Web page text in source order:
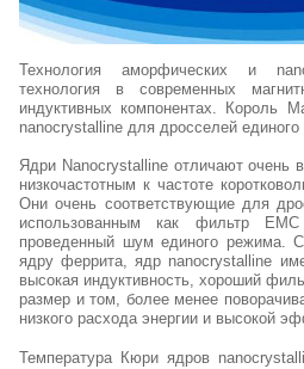
Технология аморфических и
технология в современных
индуктивных компонентах. Король
nanocrystalline для дросселей
Ядри Nanocrystalline отличают очень
низкочастотным к частоте
Они очень соответствующие для
использованным как фильтр
проведенный шум единого режима.
ядру феррита, ядр nanocrystalline
высокая индуктивность, хороший
размер и том, более менее
низкого расхода энергии и высокой
Температура Кюри ядров